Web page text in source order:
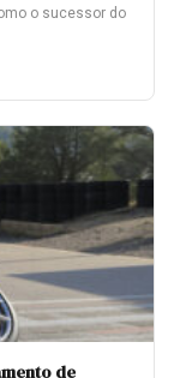
o sucessor do
de